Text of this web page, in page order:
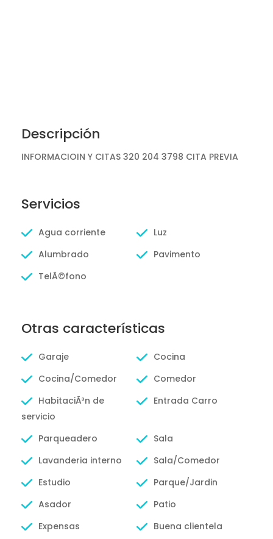
Descripción
INFORMACIOIN Y CITAS 320 204 3798 CITA PREVIA
Servicios
Agua corriente
Luz
Alumbrado
Pavimento
TelÃ©fono
Otras características
Garaje
Cocina
Cocina/Comedor
Comedor
HabitaciÃ³n de
servicio
Entrada Carro
Parqueadero
Sala
Lavanderia interno
Sala/Comedor
Estudio
Parque/Jardin
Asador
Patio
Expensas
Buena clientela